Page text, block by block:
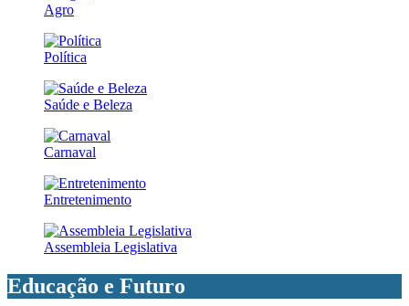
Agro
Política
Saúde e Beleza
Carnaval
Entretenimento
Assembleia Legislativa
Educação e Futuro